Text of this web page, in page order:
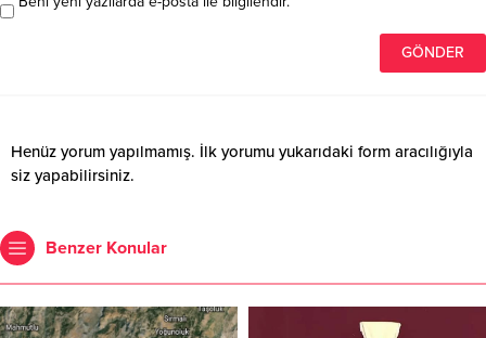
Henüz yorum yapılmamış. İlk yorumu yukarıdaki form aracılığıyla
siz yapabilirsiniz.
Benzer Konular